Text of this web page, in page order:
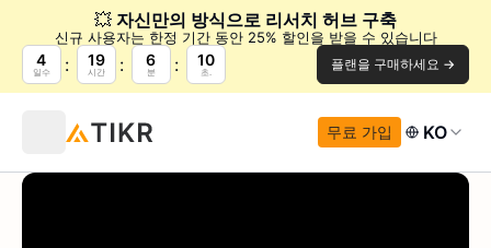
💥 자신만의 방식으로 리서치 허브 구축
신규 사용자는 한정 기간 동안 25% 할인을 받을 수 있습니다
4
일수
19
시간
6
분
10
초. 플랜을 구매하세요 →
무료 가입 KO